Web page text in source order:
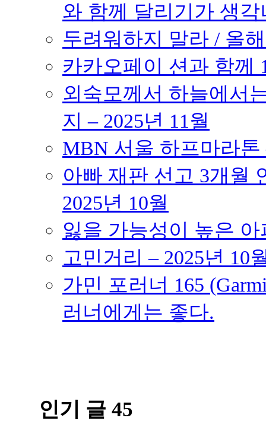
와 함께 달리기가 생각
두려워하지 말라 / 올
카카오페이 션과 함께
외숙모께서 하늘에서
지 – 2025년 11월
MBN 서울 하프마라톤
아빠 재판 선고 3개월
2025년 10월
잃을 가능성이 높은
고민거리 – 2025년 10
가민 포러너 165
러너에게는 좋다.
인기 글 45